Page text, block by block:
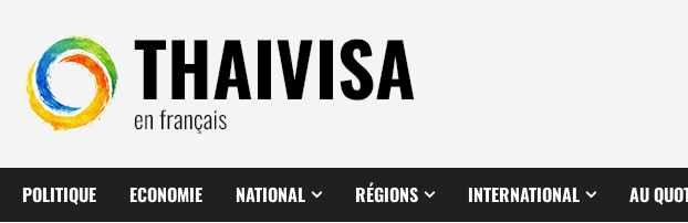
contenu
POLITIQUE ECONOMIE NATIONAL RÉGIONS INTERNATIONAL AU